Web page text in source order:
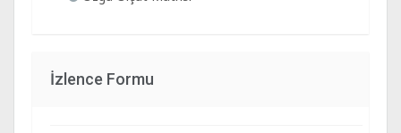
İzlence Formu